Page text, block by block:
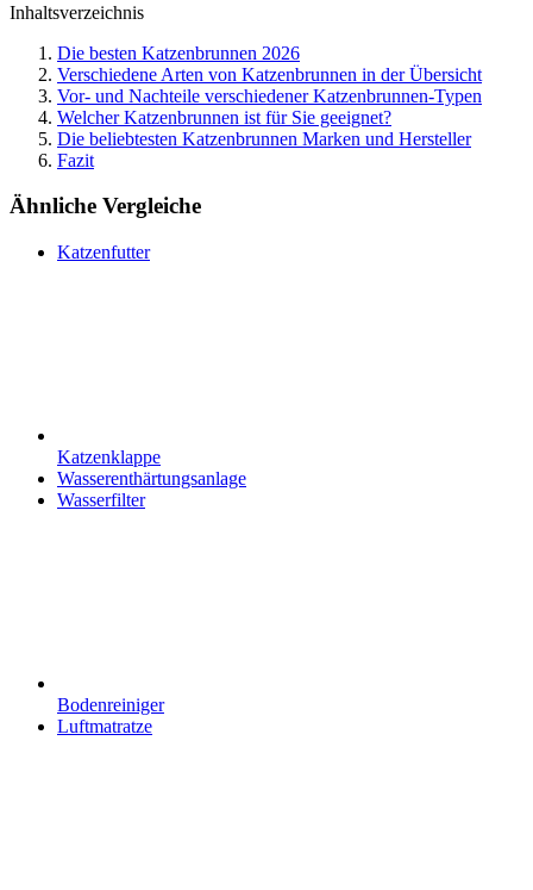
Inhaltsverzeichnis
Die besten Katzenbrunnen 2026
Verschiedene Arten von Katzenbrunnen in der Übersicht
Vor- und Nachteile verschiedener Katzenbrunnen-Typen
Welcher Katzenbrunnen ist für Sie geeignet?
Die beliebtesten Katzenbrunnen Marken und Hersteller
Fazit
Ähnliche Vergleiche
Katzenfutter
Katzenklappe
Wasserenthärtungsanlage
Wasserfilter
Bodenreiniger
Luftmatratze